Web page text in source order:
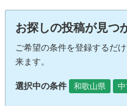
お探しの投稿が見つ
ご希望の条件を登録するだ
来ます。
選択中の条件 和歌山県